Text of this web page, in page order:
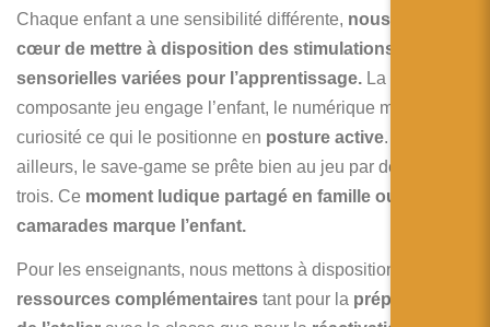
Chaque enfant a une sensibilité différente, nous avons à
cœur de mettre à disposition des stimulations
sensorielles variées pour l’apprentissage. La
composante jeu engage l’enfant, le numérique motive sa
curiosité ce qui le positionne en posture active. Par
ailleurs, le save-game se prête bien au jeu par deux ou
trois. Ce moment ludique partagé en famille ou avec
camarades marque l’enfant.
Pour les enseignants, nous mettons à disposition des
ressources complémentaires tant pour la préparation